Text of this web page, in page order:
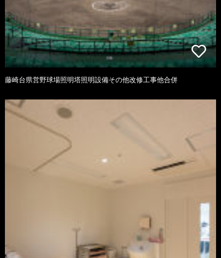
藤崎台県営野球場照明塔照明設備その他改修工事他合併